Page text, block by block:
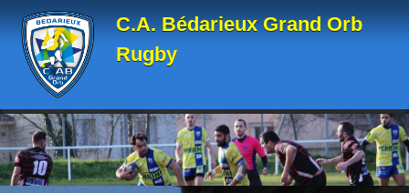
C.A. Bédarieux Grand Orb
Rugby
Panneau de gestion des cookies